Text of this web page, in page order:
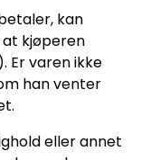
kan
kjøperen
Er varen ikke
han venter
eller annet